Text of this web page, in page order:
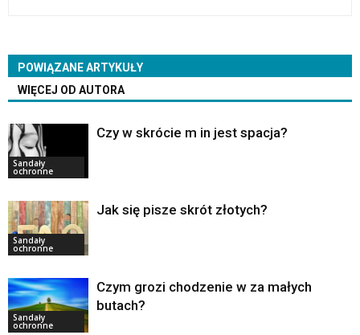
POWIĄZANE ARTYKUŁY
WIĘCEJ OD AUTORA
Sandały
ochronne
Czy w skrócie m in jest spacja?
Sandały
ochronne
Jak się pisze skrót złotych?
Sandały
ochronne
Czym grozi chodzenie w za małych
butach?